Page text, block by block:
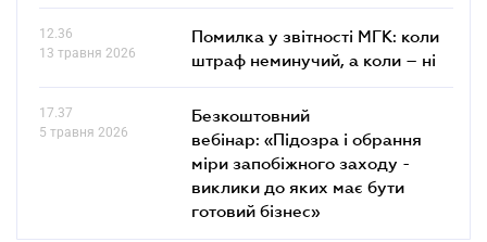
12.36
13 травня 2026
Помилка у звітності МГК: коли
штраф неминучий, а коли – ні
17.37
5 травня 2026
Безкоштовний
вебінар: «Підозра і обрання
міри запобіжного заходу -
виклики до яких має бути
готовий бізнес»